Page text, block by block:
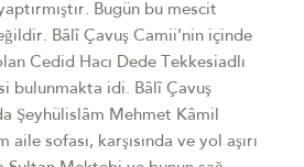
Bugün bu mescit
Bâlî Çavuş Camii’nin içinde
Cedid Hacı Dede Tekkesiadlı
bulunmakta idi. Bâlî Çavuş
Şeyhülislâm Mehmet Kâmil
aile sofası, karşısında ve yol aşırı